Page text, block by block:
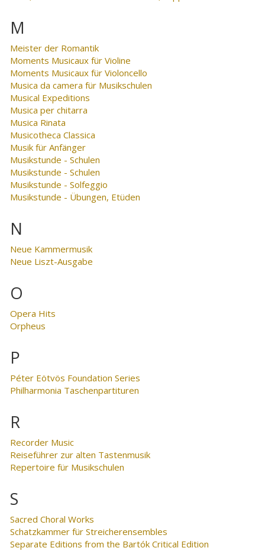
M
Meister der Romantik
Moments Musicaux für Violine
Moments Musicaux für Violoncello
Musica da camera für Musikschulen
Musical Expeditions
Musica per chitarra
Musica Rinata
Musicotheca Classica
Musik für Anfänger
Musikstunde - Schulen
Musikstunde - Schulen
Musikstunde - Solfeggio
Musikstunde - Übungen, Etüden
N
Neue Kammermusik
Neue Liszt-Ausgabe
O
Opera Hits
Orpheus
P
Péter Eötvös Foundation Series
Philharmonia Taschenpartituren
R
Recorder Music
Reiseführer zur alten Tastenmusik
Repertoire für Musikschulen
S
Sacred Choral Works
Schatzkammer für Streicherensembles
Separate Editions from the Bartók Critical Edition